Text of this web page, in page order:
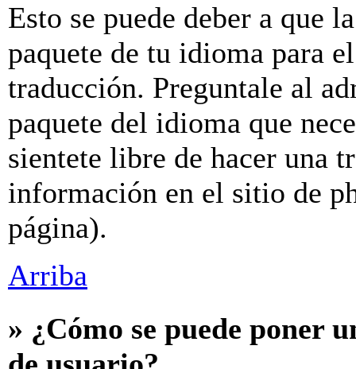
Esto se puede deber a que
paquete de tu idioma para
traducción. Preguntale al
paquete del idioma que
sientete libre de hacer una
información en el sitio de
página).
Arriba
» ¿Cómo se puede poner